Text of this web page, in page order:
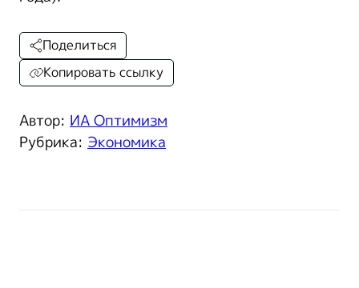
Автор: ИА Оптимизм
Рубрика: Экономика
Поделиться
Копировать ссылку